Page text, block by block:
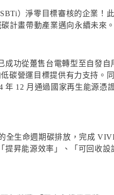
）淨零目標審核的企業！
計畫帶動產業邁向永續未來。
功從躉售台電轉型至自發自
碳營運目標提供有力支持。
12 月通過國家再生能源憑
全生命週期碳排放，完成
昇能源效率」、「可回收